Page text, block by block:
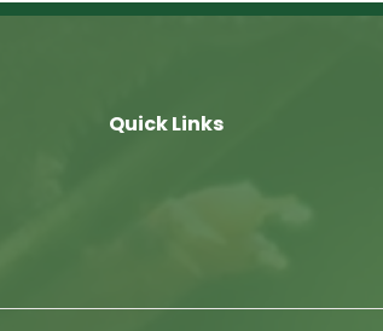
Quick Links